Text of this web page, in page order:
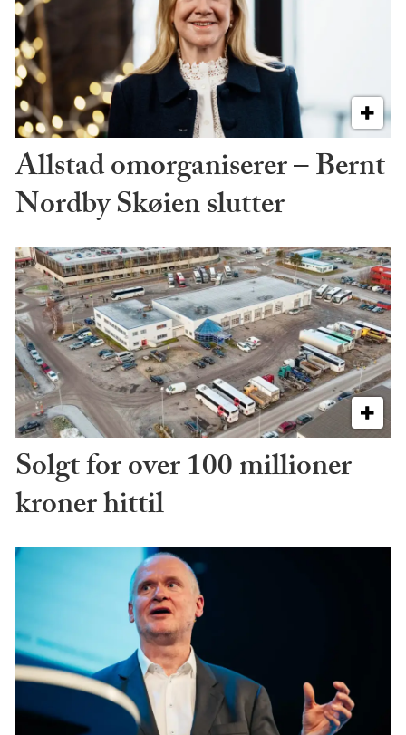
Allstad omorganiserer – Bernt
Nordby Skøien slutter
Solgt for over 100 millioner
kroner hittil